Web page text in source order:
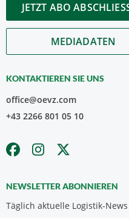
JETZT ABO
MEDIADATEN
KONTAKTIEREN SIE UNS
office@oevz.com
+43 2266 801 05 10
NEWSLETTER ABONNIEREN
Täglich aktuelle Logistik-